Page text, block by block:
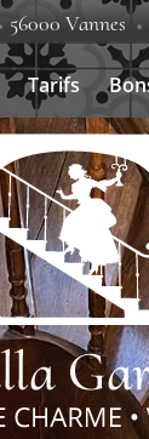
56000 Vannes
Tarifs